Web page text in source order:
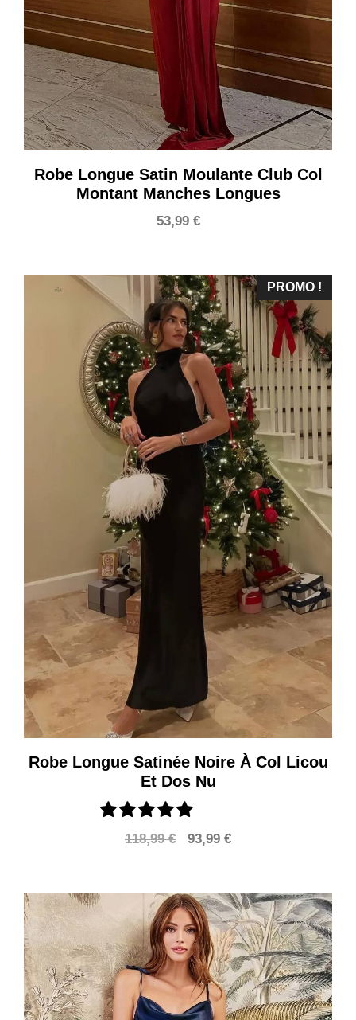
Robe Longue Satin Moulante Club Col
Montant Manches Longues
53,99 €
PROMO !
Robe Longue Satinée Noire À Col Licou
Et Dos Nu
118,99€
Le
était :
118,99 €.
93,99 €Le
est :
93,99 €.